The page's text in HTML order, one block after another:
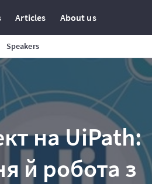
Articles About us
Speakers
на UiPath:
й робота з